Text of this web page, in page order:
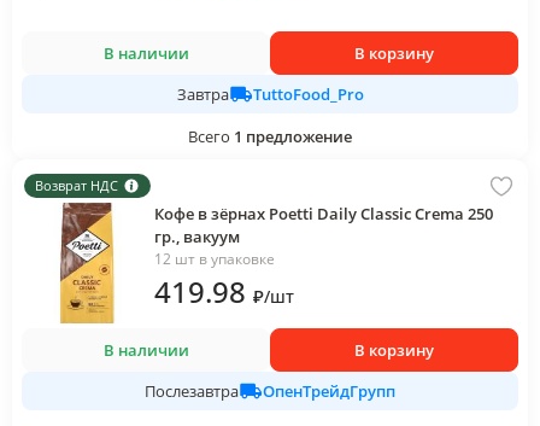
В наличии
В корзину
Завтра
TuttoFood_Pro
Всего 1 предложение
Возврат НДС
Кофе в зёрнах Poetti Daily Classic Crema 250
гр., вакуум
12 шт в упаковке
419.98 ₽/шт
В наличии
В корзину
Послезавтра
ОпенТрейдГрупп